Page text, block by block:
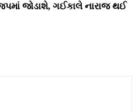
જોડાશે, ગઈકાલે નારાજ થઈ